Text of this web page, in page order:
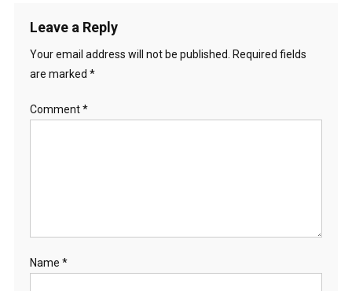
Leave a Reply
Your email address will not be published.
Required fields
are marked *
Comment*
Name *